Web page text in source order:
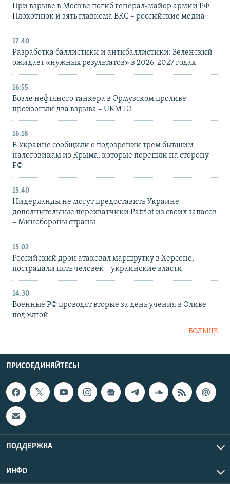
При взрыве в Москве погиб генерал-майор армии РФ
Плохотнюк и зять главкома ВКС – российские медиа
17:40
Разработка баллистики и антибаллистики: Зеленский
ожидает «нужных результатов» в 2026-2027 годах
16:55
Возле нефтяного танкера в Ормузском проливе
произошли два взрыва – UKMTO
16:18
В Украине сообщили о подозрении трем бывшим
налоговикам из Крыма, которые перешли на сторону
РФ
15:40
Нидерланды не могут предоставить Украине
дополнительные перехватчики Patriot из своих запасов
– Минобороны страны
15:02
Российский дрон атаковал маршрутку в Херсоне,
пострадали пять человек – украинские власти
14:30
Военные РФ проводят вторые за день учения в Оливе
под Ялтой
БОЛЬШЕ
ПРИСОЕДИНЯЙТЕСЬ!
ПОДДЕРЖКА
ИНФО